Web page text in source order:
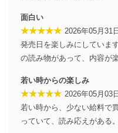
個人情報の安全管理措置
当社は、個人情報の正
に、下記セキュリティ
正に努めます。
アクセス制御
個人データを取
機器を取り扱う
面白い
★★★★★ 2026年05月31
発売日を楽しみにしていま
の読み物があって、内容が
若い時からの楽しみ
★★★★★ 2026年05月03
若い時から、少ない給料で
っていて、読み応えがある。